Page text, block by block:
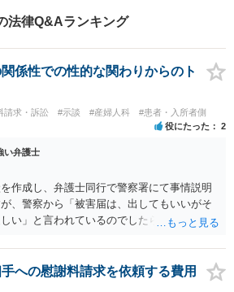
法律Q&Aランキング
係性での性的な関わりからのト
請求・訴訟 #示談 #産婦人科 #患者・入所者側
役にたった 2
い弁護士
作成し、弁護士同行で警察署にて事情説明
、警察から「被害届は、出してもいいがそ
い」と言われているのでしたら、あまり結
もしれないですが、実際に捜査をするの
ますので、やはり結論は変わらないかもしれ
「刑事に強い」とうたっている弁護士に相
への慰謝料請求を依頼する費用